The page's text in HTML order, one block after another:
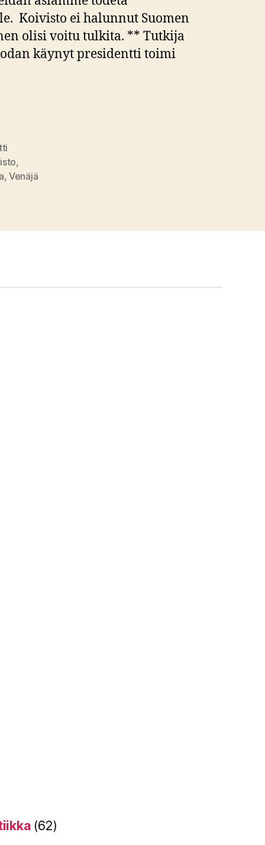
Koivisto ei halunnut Suomen
olisi voitu tulkita. ** Tutkija
käynyt presidentti toimi
,
, Venäjä
(62)